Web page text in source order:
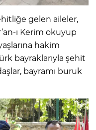
gelen aileler,
ı Kerim okuyup
hakim
bayraklarıyla şehit
bayramı buruk